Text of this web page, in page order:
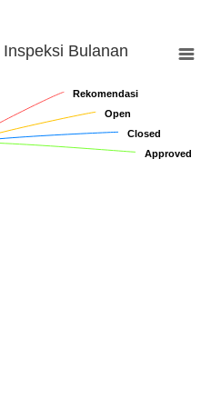
Bulanan
Rekomendasi
Rekomendasi
Open
Open
Closed
Closed
Approved
Approved